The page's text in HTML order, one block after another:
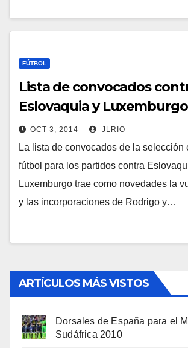
FÚTBOL
Lista de convocados
Eslovaquia y Luxemburgo
OCT 3, 2014 JLRIO
La lista de convocados de la selección
fútbol para los partidos contra
Luxemburgo trae como novedades la
y las incorporaciones de Rodrigo y…
ARTÍCULOS MÁS VISTOS
Dorsales de España para el
Sudáfrica 2010